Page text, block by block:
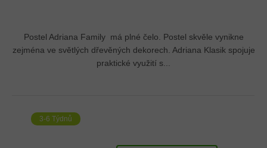
Postel Adriana Family má plné čelo. Postel skvěle vynikne
zejména ve světlých dřevěných dekorech. Adriana Klasik spojuje
praktické využití s...
3-6 Týdnů